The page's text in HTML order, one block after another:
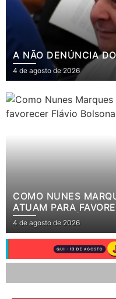
A NÃO DENÚNCIA
4 de agosto de 2026
COMO NUNES
ATUAM PARA
ABASTECER ÓDIO
4 de agosto de 2026